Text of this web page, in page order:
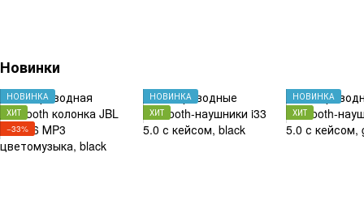
Новинки
НОВИНКА
ХИТ
−33%
НОВИНКА
ХИТ
НОВИНКА
ХИТ